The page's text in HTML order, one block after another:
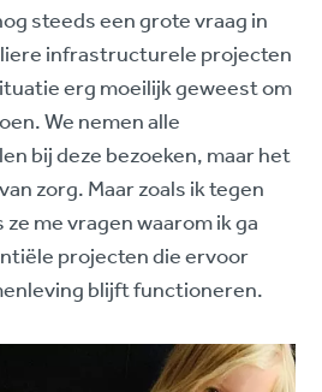
steeds een grote vraag in
infrastructurele projecten
erg moeilijk geweest om
We nemen alle
bij deze bezoeken, maar het
zorg. Maar zoals ik tegen
me vragen waarom ik ga
projecten die ervoor
blijft functioneren.